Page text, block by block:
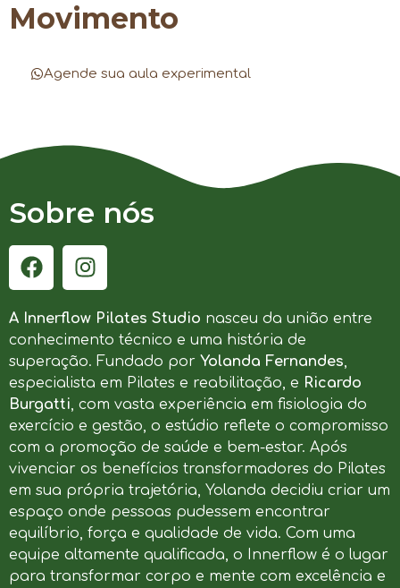
Movimento
Agende sua aula experimental
Sobre nós
A Innerflow Pilates Studio nasceu da união entre
conhecimento técnico e uma história de
superação. Fundado por Yolanda Fernandes,
especialista em Pilates e reabilitação, e Ricardo
Burgatti, com vasta experiência em fisiologia do
exercício e gestão, o estúdio reflete o compromisso
com a promoção de saúde e bem-estar. Após
vivenciar os benefícios transformadores do Pilates
em sua própria trajetória, Yolanda decidiu criar um
espaço onde pessoas pudessem encontrar
equilíbrio, força e qualidade de vida. Com uma
equipe altamente qualificada, o Innerflow é o lugar
para transformar corpo e mente com excelência e